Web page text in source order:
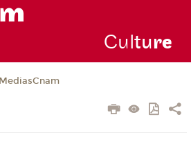
Culture
MediasCnam